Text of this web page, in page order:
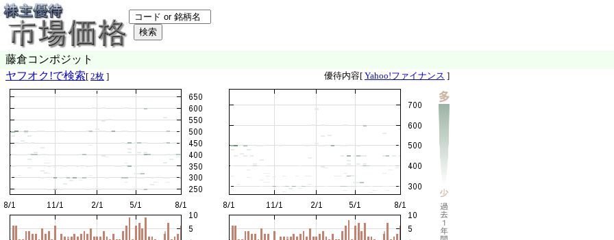
藤倉コンポジット
ヤフオク!で検索 [ 2枚 ] 優待内容[ Yahoo!ファイナンス ]